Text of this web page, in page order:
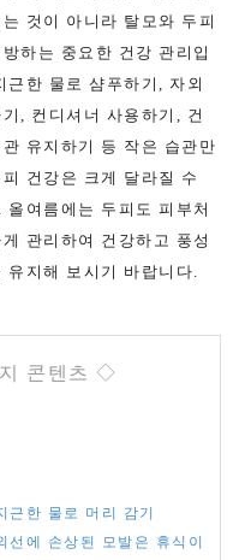
것이 아니라 탈모와 두피
하는 중요한 건강 관리입
근한 물로 샴푸하기, 자외
, 컨디셔너 사용하기, 건
유지하기 등 작은 습관만
건강은 크게 달라질 수
올여름에는 두피도 피부처
관리하여 건강하고 풍성
유지해 보시기 바랍니다.
콘텐츠 ◇
근한 물로 머리 감기
선에 손상된 모발은 휴식이